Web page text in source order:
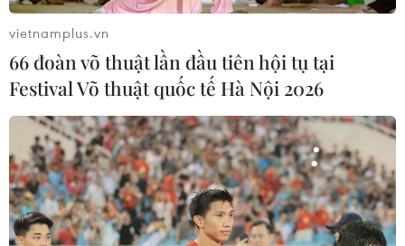
vietnamplus.vn
66 đoàn võ thuật lần đầu tiên hội tụ tại
Festival Võ thuật quốc tế Hà Nội 2026